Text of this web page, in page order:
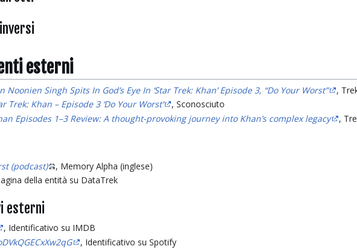
esterni
Noonien Singh Spits In God’s Eye In ‘Star Trek: Khan’ Episode 3, “Do Your Worst”
,
Trek: Khan – Episode 3 ‘Do Your Worst’
, Sconosciuto
Episodes 1–3 Review: A thought-provoking journey into Khan’s complex legacy
,
(podcast)
, Memory Alpha (inglese)
della entità su DataTrek
esterni
, Identificativo su IMDB
, Identificativo su Spotify